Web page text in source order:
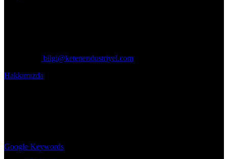
bilgi@ketenendustriyel.com
Hakkımızda
Google Keywords